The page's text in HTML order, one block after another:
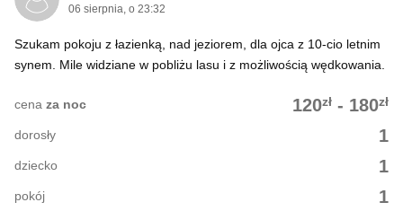
06 sierpnia, o 23:32
Szukam pokoju z łazienką, nad jeziorem, dla ojca z 10-cio letnim
synem. Mile widziane w pobliżu lasu i z możliwością wędkowania.
120zł - 180zł
cena za noc
1
dorosły
1
dziecko
1
pokój